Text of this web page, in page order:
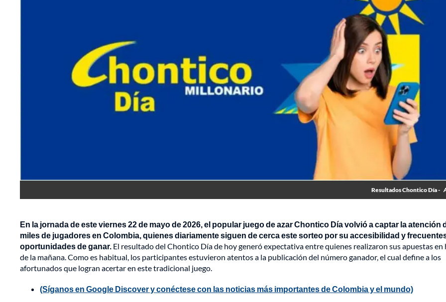
Resultados Chontico Día -
En la jornada de este viernes 22 de mayo de 2026, el popular juego de azar Chontico Día volvió a captar la atención
miles de jugadores en Colombia, quienes diariamente siguen de cerca este sorteo por su accesibilidad y
oportunidades de ganar. El resultado del Chontico Día de hoy generó expectativa entre quienes realizaron sus apuestas en
de la mañana. Como es habitual, los participantes estuvieron atentos a la publicación del número ganador, el cual define a los
afortunados que logran acertar en este tradicional juego.
(Síganos en Google Discover y conéctese con las noticias más importantes de Colombia y el mundo)